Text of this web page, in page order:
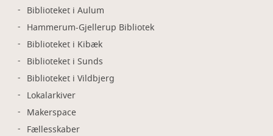
Biblioteket i Aulum
Hammerum-Gjellerup Bibliotek
Biblioteket i Kibæk
Biblioteket i Sunds
Biblioteket i Vildbjerg
Lokalarkiver
Makerspace
Fællesskaber